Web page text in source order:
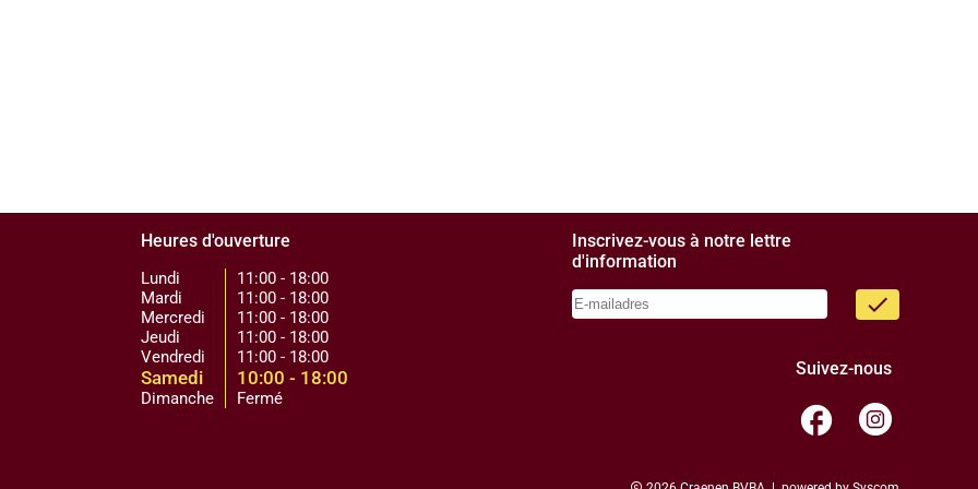
Heures d'ouverture
Lundi
Mardi
Mercredi
Jeudi
Vendredi
Samedi
Dimanche
11:00 - 18:00
11:00 - 18:00
11:00 - 18:00
11:00 - 18:00
11:00 - 18:00
10:00 - 18:00
Fermé
Inscrivez-vous à notre lettre
d'information
done
Suivez-nous
facebook